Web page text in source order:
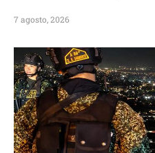
7 agosto, 2026